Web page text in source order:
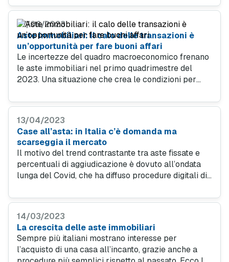
l’acquirente in ogni fase del processo di acquisto
all’asta.
07/06/2023
Aste immobiliari: il calo delle transazioni è
un’opportunità per fare buoni affari
Le incertezze del quadro macroeconomico frenano
le aste immobiliari nel primo quadrimestre del
2023. Una situazione che crea le condizioni per
regole che governano il settore.
13/04/2023
Case all’asta: in Italia c’è domanda ma
scarseggia il mercato
Il motivo del trend contrastante tra aste fissate e
percentuali di aggiudicazione è dovuto all’ondata
lunga del Covid, che ha diffuso procedure digitali di
immobili all’asta nel tentativo di risparmiare.
14/03/2023
La crescita delle aste immobiliari
Sempre più italiani mostrano interesse per
l’acquisto di una casa all’incanto, grazie anche a